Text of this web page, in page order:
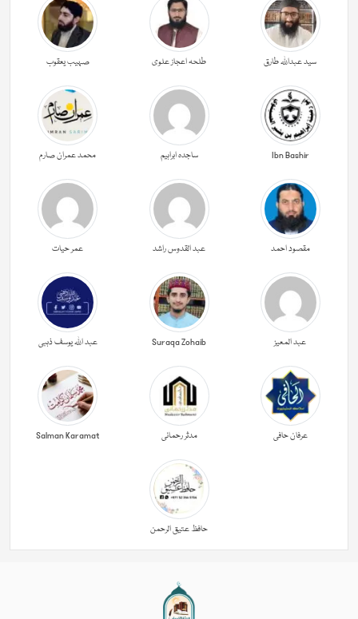
سید عبداللہ طارق طلحہ اعجاز علوی صہیب یعقوب
Ibn Bashir ساجدہ ابراہیم محمد عمران صارم
مقصود احمد عبد القدوس راشد عمر حیات
عبد المعیز Suraqa Zohaib عبد اللہ یوسف ذہبی
عرفان حافی مدثر رحمانی Salman Karamat
حافظ عتیق الرحمن